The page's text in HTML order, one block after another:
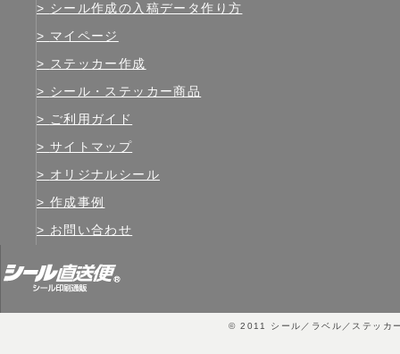
シール作成の入稿データ作り方
マイページ
ステッカー作成
シール・ステッカー商品
ご利用ガイド
サイトマップ
オリジナルシール
作成事例
お問い合わせ
© 2011 シール／ラベル／ステッカ